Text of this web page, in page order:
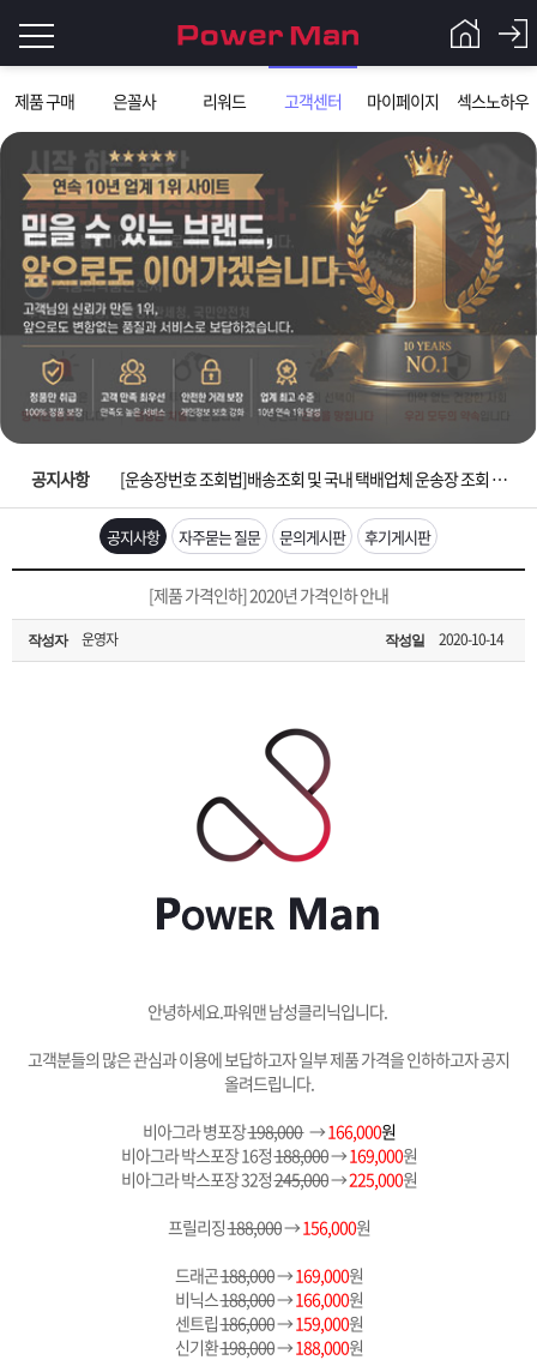
제품 구매 은꼴사 리워드 고객센터 마이페이지 섹스노하우
그
인
이
필
요
니
로
Q&A
파
워
맨
제
품
은
노
객
마
공지사항
입금확인이 안되는 상황을 대비해 꼭 입금후 고객센터 연락바랍니다.
[2026구정 연휴]설 연휴 배송 및 휴무 안내
[운송장번호 조회법]배송조회 및 국내 택배업체 운송장 조회 하는법
[ios앱 오픈]아이폰 고객 앱설치 가능합니다.
[무인택배함 이용 안내] 집 밖에 주소로 택배 받기
입금확인이 안되는 상황을 대비해 꼭 입금후 고객센터 연락바랍니다.
공지사항 자주묻는 질문 문의게시판 후기게시판
[제품 가격인하] 2020년 가격인하 안내
작성자 운영자 작성일 2020-10-14
안녕하세요.파워맨 남성클리닉입니다.
고객분들의 많은 관심과 이용에 보답하고자 일부 제품 가격을 인하하고자 공지
올려드립니다.
비아그라 병포장198,000 →166,000원
비아그라 박스포장 16정188,000→169,000원
비아그라 박스포장 32정245,000→225,000원
프릴리징188,000→156,000원
드래곤188,000→169,000원
비닉스188,000→166,000원
센트립186,000→159,000원
신기환198,000→188,000원